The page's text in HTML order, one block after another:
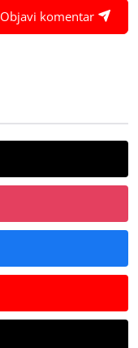
Objavi komentar